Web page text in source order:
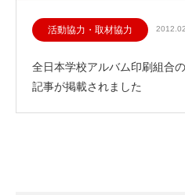
活動協力・取材協力
全日本学校アルバム印刷組合
記事が掲載されました